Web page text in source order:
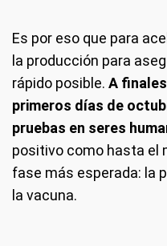
Es por eso que para
la producción para
rápido posible. A
primeros días de
pruebas en seres
positivo como hasta el
fase más esperada: la
la vacuna.